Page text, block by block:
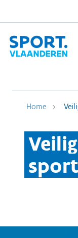
Home
Veilig